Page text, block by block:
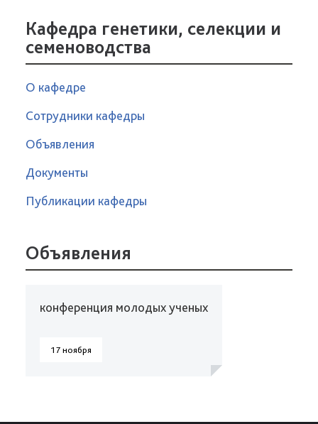
Кафедра генетики, селекции и
семеноводства
О кафедре
Сотрудники кафедры
Объявления
Документы
Публикации кафедры
Объявления
конференция молодых ученых
17 ноября